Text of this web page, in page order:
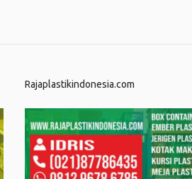
Rajaplastikindonesia.com